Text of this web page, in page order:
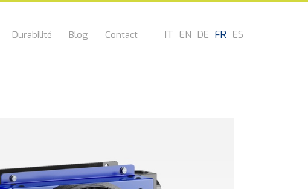
Durabilité Blog Contact IT EN DE FR ES